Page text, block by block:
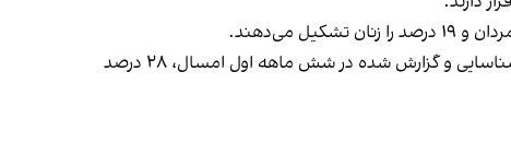
این گزارش با اعلام اینکه «الگوی راه انتقال و درصد ابتلای زنان و مردان در سال‌های اخیر تغییر کرده» خبر داد: «از کل موارد شناسایی و گزارش شده در شش ماهه اول امسال، ۲۸ درصد